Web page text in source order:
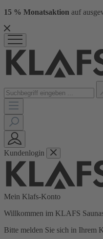
15 % Monatsaktion auf
Kundenlogin
Mein Klafs-Konto
Willkommen im KLAFS
Bitte melden Sie sich in Ihrem